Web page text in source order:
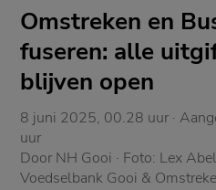
Omstreken en
fuseren: alle
blijven open
8 juni 2025, 00.28 uur ·
uur
Door NH Gooi · Foto: Lex
Voedselbank Gooi &